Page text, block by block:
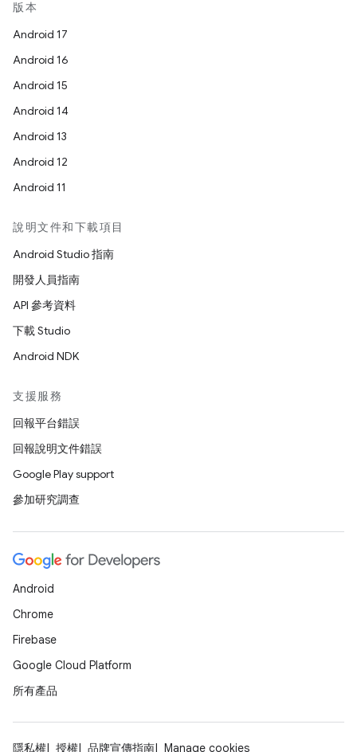
版本
Android 17
Android 16
Android 15
Android 14
Android 13
Android 12
Android 11
說明文件和下載項目
Android Studio 指南
開發人員指南
API 參考資料
下載 Studio
Android NDK
支援服務
回報平台錯誤
回報說明文件錯誤
Google Play support
參加研究調查
Android
Chrome
Firebase
Google Cloud Platform
所有產品
隱私權 授權 品牌宣傳指南 Manage cookies